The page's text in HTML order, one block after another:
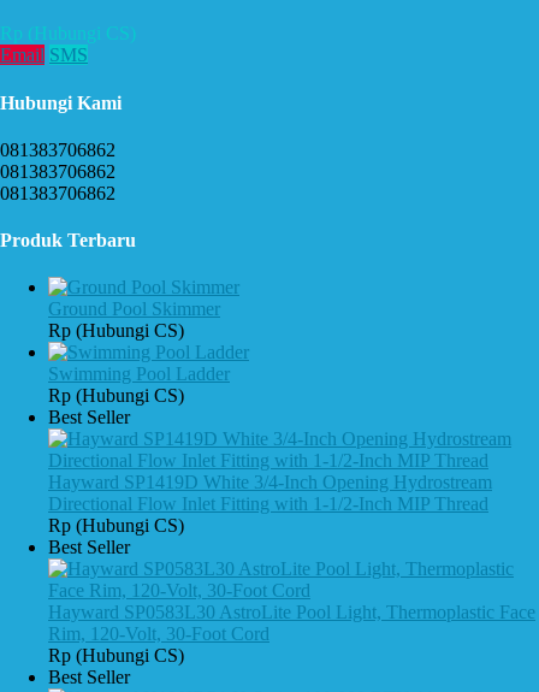
Rp (Hubungi CS)
Email SMS
Hubungi Kami
081383706862
081383706862
081383706862
Produk Terbaru
Ground Pool Skimmer
Rp (Hubungi CS)
Swimming Pool Ladder
Rp (Hubungi CS)
Best Seller
Hayward SP1419D White 3/4-Inch Opening Hydrostream
Directional Flow Inlet Fitting with 1-1/2-Inch MIP Thread
Rp (Hubungi CS)
Best Seller
Hayward SP0583L30 AstroLite Pool Light, Thermoplastic Face
Rim, 120-Volt, 30-Foot Cord
Rp (Hubungi CS)
Best Seller